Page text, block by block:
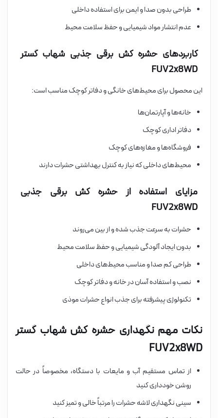
طراحی بدون صدا و ایمن برای استفاده داخلی
عدم انتشار مواد شیمیایی و حفظ سلامت محیط
کاربردهای حشره کش برقی جذبی شهاب گستر
FUV2x8WD
این محصول برای محیط‌های خانگی و دفاتر کوچک مناسب است:
خانه‌ها و آپارتمان‌ها
دفاتر اداری کوچک
فروشگاه‌ها و مغازه‌های کوچک
محیط‌های داخلی که نیاز به کنترل بهداشتی حشرات دارند
مزایای استفاده از حشره کش برقی جذبی
FUV2x8WD
حشرات به سرعت جذب شده و از بین می‌روند
بدون ایجاد آلودگی شیمیایی و حفظ سلامت محیط
طراحی کم صدا و مناسب محیط‌های داخلی
نصب و استفاده آسان در خانه و دفاتر کوچک
تکنولوژی پیشرفته برای جذب انواع حشرات موذی
نکات مهم نگهداری حشره کش شهاب گستر
FUV2x8WD
از تماس مستقیم آب و مایعات با دستگاه، مخصوصاً در حالت
روشن خودداری کنید
سینی نگهداری لاشه حشرات را مرتباً خالی و تمیز کنید